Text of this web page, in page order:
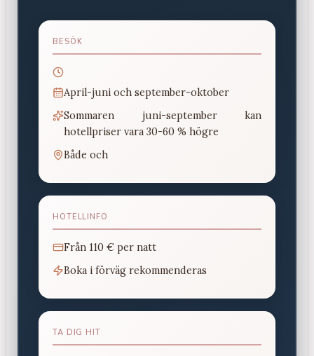
BESÖK
April-juni och september-oktober
Sommaren juni-september kan
hotellpriser vara 30-60 % högre
Både och
HOTELLINFO
Från 110 € per natt
Boka i förväg rekommenderas
TA DIG HIT